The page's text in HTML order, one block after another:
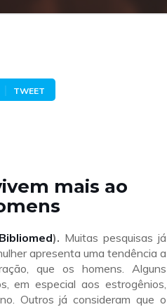
TWEET
mais ao
Bibliomed). Muitas pesquisas já
apresenta uma tendência a
que os homens. Alguns
em especial aos estrogênios,
Outros já consideram que o